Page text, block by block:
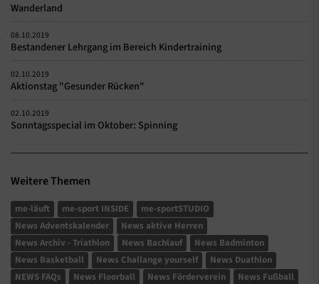
Wanderland
08.10.2019
Bestandener Lehrgang im Bereich Kindertraining
02.10.2019
Aktionstag "Gesunder Rücken"
02.10.2019
Sonntagsspecial im Oktober: Spinning
Weitere Themen
me-läuft me-sport INSIDE
me-sportSTUDIO
News Adventskalender
News aktive Herren
News Archiv - Triathlon
News Bachlauf
News Badminton
News Basketball
News Challange yourself
News Duathlon
NEWS FAQs
News Floorball News Förderverein
News Fußball